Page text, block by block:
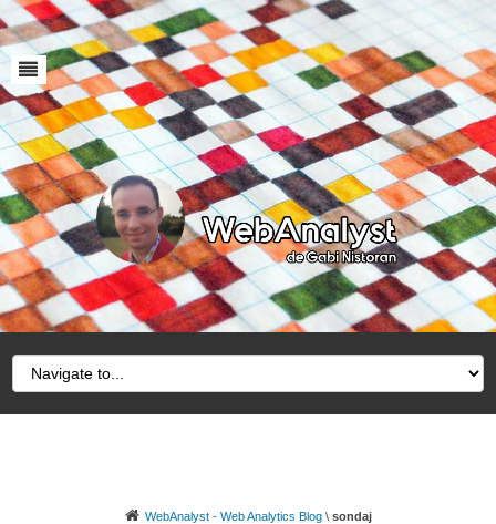
WebAnalyst - Web Analytics Blog\ sondaj